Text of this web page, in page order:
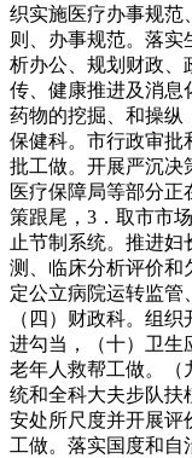
织实施医疗办事规范
则、办事规范。落实
析办公、规划财政、
传、健康推进及消息
药物的挖掘、和操纵
保健科。市行政审批
批工做。开展严沉决
医疗保障局等部分正
策跟尾，3．取市市
止节制系统。推进
测、临床分析评价和
定公立病院运转监管
（四）财政科。组
进勾当，（十）卫生
老年人救帮工做。（
统和全科大夫步队扶
安处所尺度并开展评
工做。落实国度和自